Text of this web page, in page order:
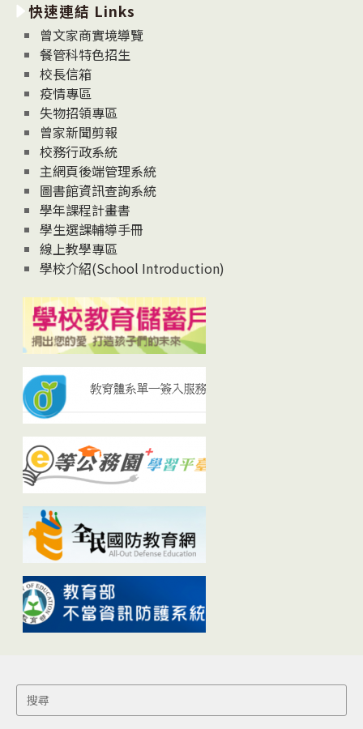
消
息
News
快速連結 Links
曾文家商實境導覽
餐管科特色招生
校長信箱
疫情專區
失物招領專區
曾家新聞剪報
校務行政系統
主網頁後端管理系統
圖書館資訊查詢系統
學年課程計畫書
學生選課輔導手冊
線上教學專區
學校介紹(School Introduction)
Search
for: